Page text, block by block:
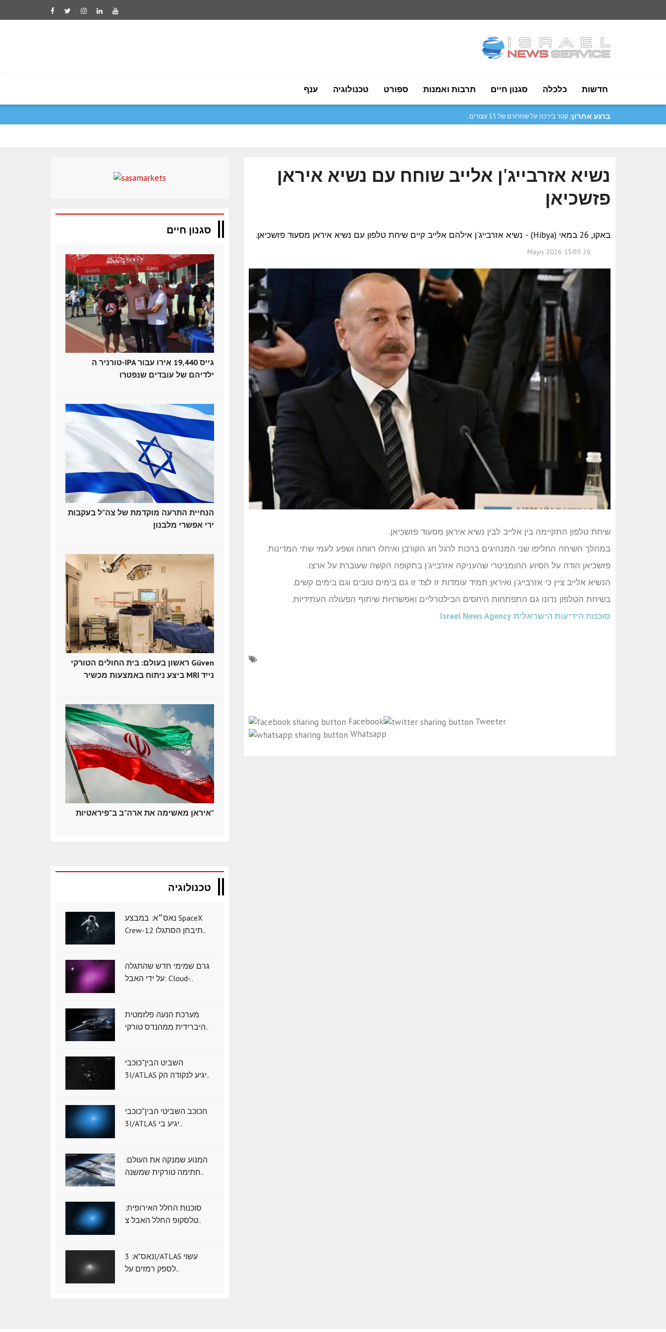
ענף טכנולוגיה ספורט תרבות ואמנות סגנון חיים כלכלה חדשות
ברגע אחרון: קטר בירכה על שחרורם של 15 עצורים..
נשיא אזרבייג'ן אלייב שוחח עם נשיא איראן
פזשכיאן
באקו, 26 במאי (Hibya) - נשיא אזרבייג'ן אילהם אלייב קיים שיחת טלפון עם נשיא איראן מסעוד פזשכיאן.
26 Mayıs 2026 15:05
שיחת טלפון התקיימה בין אלייב לבין נשיא איראן מסעוד פזשכיאן.
במהלך השיחה החליפו שני המנהיגים ברכות לרגל חג הקורבן ואיחלו רווחה ושפע לעמי שתי המדינות.
פזשכיאן הודה על הסיוע ההומניטרי שהעניקה אזרבייג'ן בתקופה הקשה שעוברת על ארצו.
הנשיא אלייב ציין כי אזרבייג'ן ואיראן תמיד עומדות זו לצד זו גם בימים טובים וגם בימים קשים.
בשיחת הטלפון נדונו גם התפתחות היחסים הבילטרליים ואפשרויות שיתוף הפעולה העתידיות.
סוכנות הידיעות הישראלית Israel News Agency
Facebook
Tweeter
Whatsapp
סגנון חיים
טורניר ה-IPA גייס 19,440 אירו עבור
ילדיהם של עובדים שנפטרו
הנחיית התרעה מוקדמת של צה"ל בעקבות
ירי אפשרי מלבנון
ראשון בעולם: בית החולים הטורקי Güven
ביצע ניתוח באמצעות מכשיר MRI נייד
איראן מאשימה את ארה"ב ב"פיראטיות"
טכנולוגיה
נאס״א: במבצע SpaceX
Crew-12 תיבחן הסתגלו..
גרם שמימי חדש שהתגלה
על ידי האבל: Cloud-..
מערכת הנעה פלזמטית
היברידית ממהנדס טורקי..
השביט הבין־כוכבי
3I/ATLAS יגיע לנקודה הק..
הכוכב השביטי הבין־כוכבי
3I/ATLAS יגיע בי..
המנוע שמנקה את העולם:
חתימה טורקית שמשנה..
סוכנות החלל האירופית:
טלסקופ החלל האבל צ..
נאס"א: ‏3I/ATLAS עשוי
לספק רמזים על..